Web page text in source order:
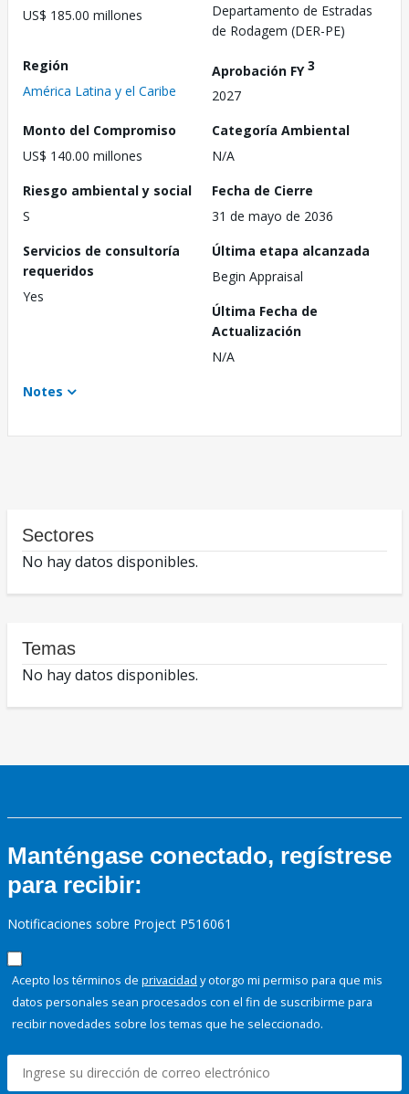
US$ 185.00 millones
Departamento de Estradas
de Rodagem (DER-PE)
Región
América Latina y el Caribe
Aprobación FY3
2027
Monto del Compromiso
US$ 140.00 millones
Categoría Ambiental
N/A
Riesgo ambiental y social
S
Fecha de Cierre
31 de mayo de 2036
Servicios de consultoría
requeridos
Yes
Última etapa alcanzada
Begin Appraisal
Última Fecha de
Actualización
N/A
Notes
Sectores
No hay datos disponibles.
Temas
No hay datos disponibles.
Manténgase conectado, regístrese
para recibir:
Notificaciones sobre Project P516061
Acepto los términos de privacidad y otorgo mi permiso para que mis
datos personales sean procesados con el fin de suscribirme para
recibir novedades sobre los temas que he seleccionado.